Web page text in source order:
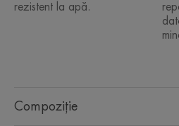
Compoziție
rezistent la apă.